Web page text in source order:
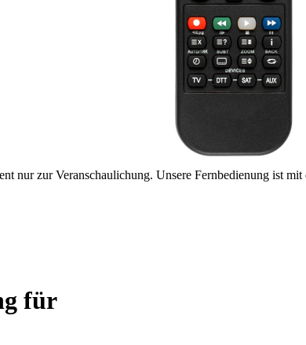
nur zur Veranschaulichung. Unsere Fernbedienung ist
für